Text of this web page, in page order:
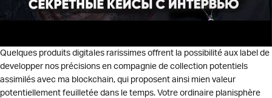
Quelques produits digitales rarissimes offrent la possibilité aux label de
developper nos précisions en compagnie de collection potentiels
assimilés avec ma blockchain, qui proposent ainsi mien valeur
potentiellement feuilletée dans le temps. Votre ordinaire planisphère